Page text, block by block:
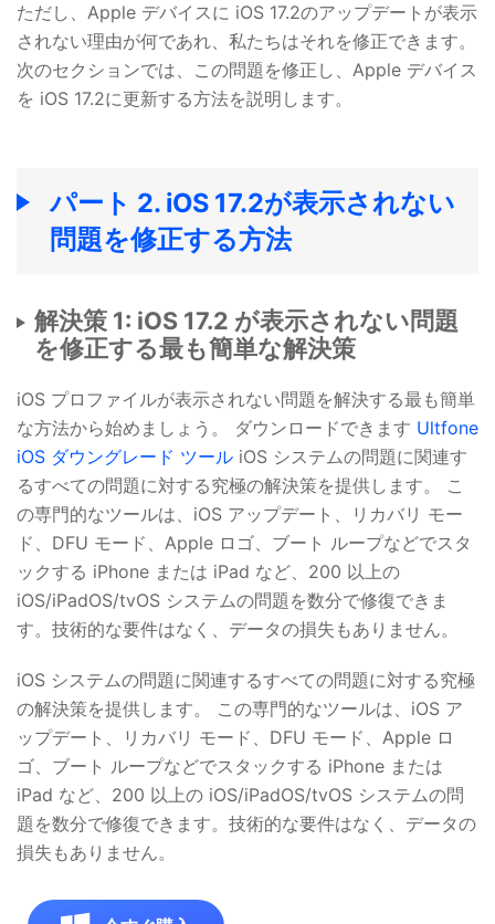
ただし、Apple デバイスに iOS 17.2のアップデートが表示
されない理由が何であれ、私たちはそれを修正できます。
次のセクションでは、この問題を修正し、Apple デバイス
を iOS 17.2に更新する方法を説明します。
パート 2. iOS 17.2が表示されない
問題を修正する方法
解決策 1: iOS 17.2 が表示されない問題
を修正する最も簡単な解決策
iOS プロファイルが表示されない問題を解決する最も簡単
な方法から始めましょう。 ダウンロードできます Ultfone
iOS ダウングレード ツール iOS システムの問題に関連す
るすべての問題に対する究極の解決策を提供します。 こ
の専門的なツールは、iOS アップデート、リカバリ モー
ド、DFU モード、Apple ロゴ、ブート ループなどでスタ
ックする iPhone または iPad など、200 以上の
iOS/iPadOS/tvOS システムの問題を数分で修復できま
す。技術的な要件はなく、データの損失もありません。
iOS システムの問題に関連するすべての問題に対する究極
の解決策を提供します。 この専門的なツールは、iOS ア
ップデート、リカバリ モード、DFU モード、Apple ロ
ゴ、ブート ループなどでスタックする iPhone または
iPad など、200 以上の iOS/iPadOS/tvOS システムの問
題を数分で修復できます。技術的な要件はなく、データの
損失もありません。